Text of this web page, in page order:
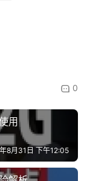
0
用
8月31日 下午12:05